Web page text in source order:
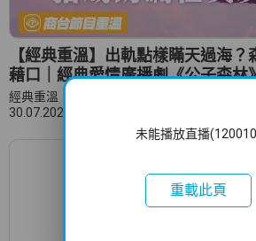
未能播放直播
重載此頁
【經典重溫】出軌點樣瞞天過海
藉口｜經典愛情廣播劇《公子森林
經典重溫
30.07.2026